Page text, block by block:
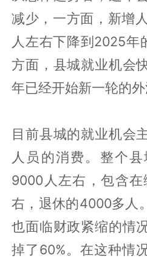
减少，一方面，新增
人左右下降到2025年
方面，县城就业机会
年已经开始新一轮的外
目前县城的就业机会
人员的消费。整个
9000人左右，包含
右，退休的4000多人
也面临财政紧缩的情
掉了60%。在这种情